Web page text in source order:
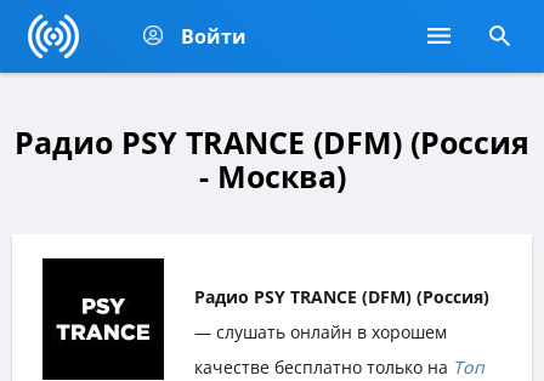
Войти
Радио PSY TRANCE (DFM) (Россия
- Москва)
Радио PSY TRANCE (DFM) (Россия)
— слушать онлайн в хорошем
качестве бесплатно только на Топ